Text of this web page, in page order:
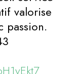
valorise
passion.